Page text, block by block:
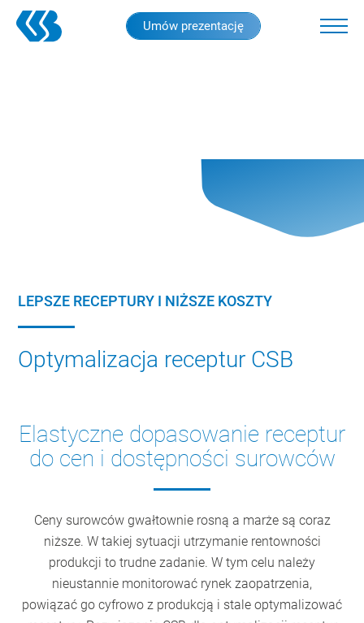
Skip
Umów prezentację
LEPSZE RECEPTURY I NIŻSZE KOSZTY
Optymalizacja receptur CSB
Elastyczne dopasowanie receptur
do cen i dostępności surowców
Ceny surowców gwałtownie rosną a marże są coraz
niższe. W takiej sytuacji utrzymanie rentowności
produkcji to trudne zadanie. W tym celu należy
nieustannie monitorować rynek zaopatrzenia,
powiązać go cyfrowo z produkcją i stale optymalizować